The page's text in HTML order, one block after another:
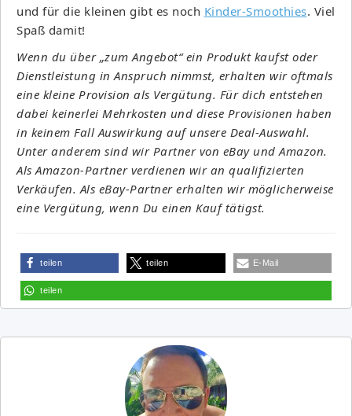
und für die kleinen gibt es noch Kinder-Smoothies. Viel
Spaß damit!
Wenn du über „zum Angebot“ ein Produkt kaufst oder
Dienstleistung in Anspruch nimmst, erhalten wir oftmals
eine kleine Provision als Vergütung. Für dich entstehen
dabei keinerlei Mehrkosten und diese Provisionen haben
in keinem Fall Auswirkung auf unsere Deal-Auswahl.
Unter anderem sind wir Partner von eBay und Amazon.
Als Amazon-Partner verdienen wir an qualifizierten
Verkäufen. Als eBay-Partner erhalten wir möglicherweise
eine Vergütung, wenn Du einen Kauf tätigst.
teilen teilen E-Mail
teilen